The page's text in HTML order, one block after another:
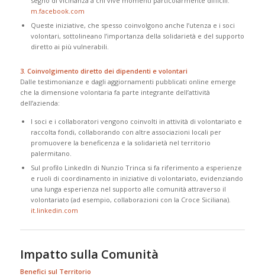
m.facebook.com
Queste iniziative, che spesso coinvolgono anche l’utenza e i soci
volontari, sottolineano l’importanza della solidarietà e del supporto
diretto ai più vulnerabili.
3. Coinvolgimento diretto dei dipendenti e volontari
Dalle testimonianze e dagli aggiornamenti pubblicati online emerge
che la dimensione volontaria fa parte integrante dell’attività
dell’azienda:
I soci e i collaboratori vengono coinvolti in attività di volontariato e
raccolta fondi, collaborando con altre associazioni locali per
promuovere la beneficenza e la solidarietà nel territorio
palermitano.
Sul profilo LinkedIn di Nunzio Trinca si fa riferimento a esperienze
e ruoli di coordinamento in iniziative di volontariato, evidenziando
una lunga esperienza nel supporto alle comunità attraverso il
volontariato (ad esempio, collaborazioni con la Croce Siciliana).
it.linkedin.com
Impatto sulla Comunità
Benefici sul Territorio